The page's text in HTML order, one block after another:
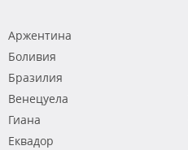
Аржентина
Боливия
Бразилия
Венецуела
Гиана
Еквадор